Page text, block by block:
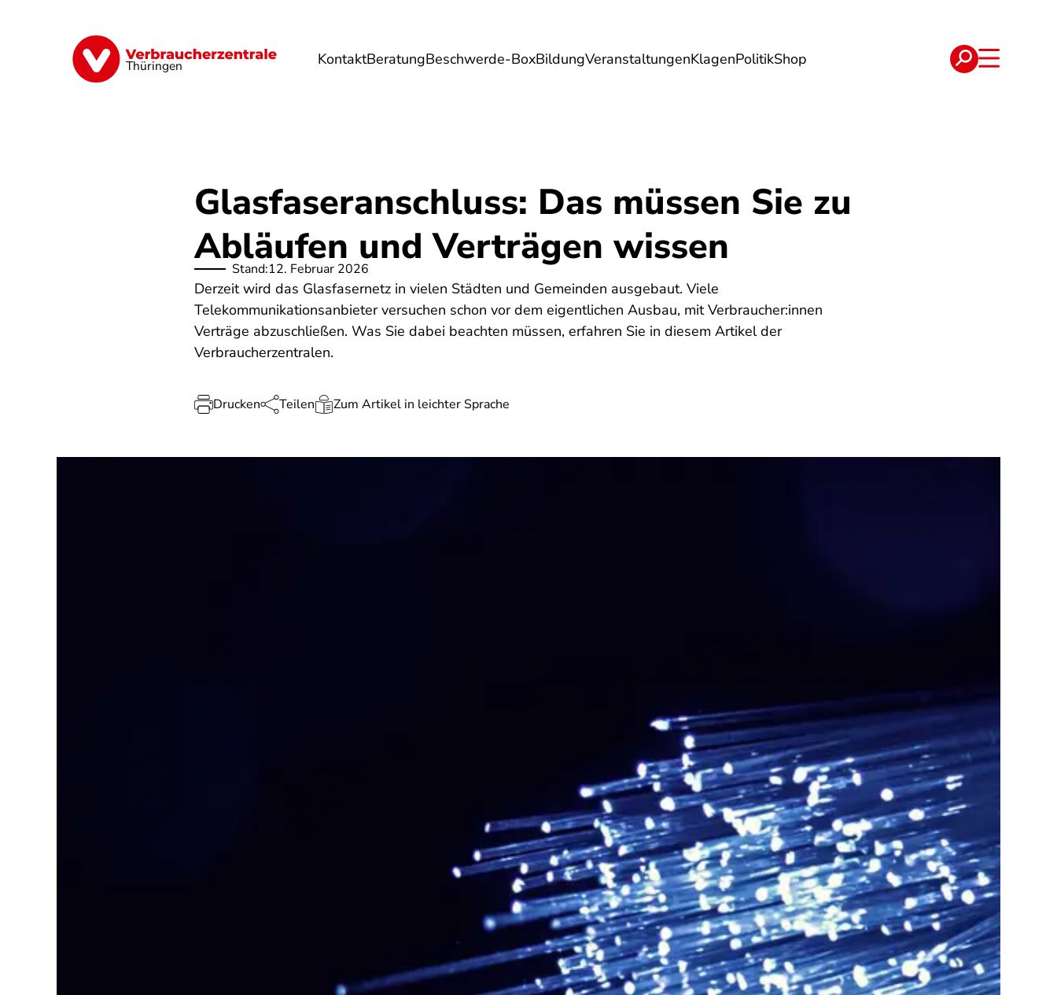
Thüringen KontaktBeratungBeschwerde-BoxBildungVeranstaltungenKlagenPolitikShop
Finanzen Digitales Lebensmittel Umwelt Gesundheit Energie Reise Verträge
Glasfaseranschluss: Das müssen Sie zu
Abläufen und Verträgen wissen
Stand:12. Februar 2026
Derzeit wird das Glasfasernetz in vielen Städten und Gemeinden ausgebaut. Viele
Telekommunikationsanbieter versuchen schon vor dem eigentlichen Ausbau, mit Verbraucher:innen
Verträge abzuschließen. Was Sie dabei beachten müssen, erfahren Sie in diesem Artikel der
Verbraucherzentralen.
Drucken Teilen Zum Artikel in leichter Sprache